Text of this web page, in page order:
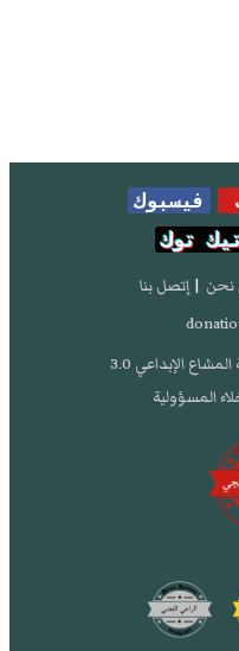
فيسبوك
توك
نحن | إتصل بنا
الإبداعي 3.0
المسؤولية